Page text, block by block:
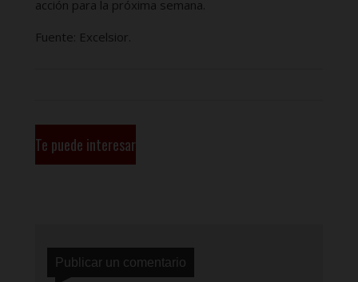
acción para la próxima semana.
Fuente: Excelsior.
Te puede interesar
Publicar un comentario